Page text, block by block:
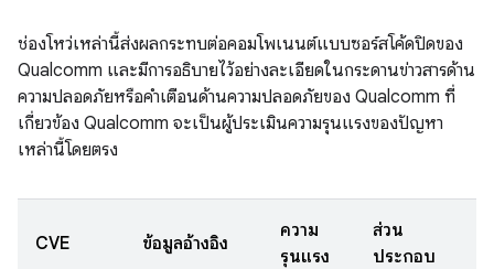
ช่องโหว่เหล่านี้ส่งผลกระทบต่อคอมโพเนนต์แบบซอร์สโค้ดปิดของ
Qualcomm และมีการอธิบายไว้อย่างละเอียดในกระดานข่าวสารด้าน
ความปลอดภัยหรือคำเตือนด้านความปลอดภัยของ Qualcomm ที่
เกี่ยวข้อง Qualcomm จะเป็นผู้ประเมินความรุนแรงของปัญหา
เหล่านี้โดยตรง
CVE ข้อมูลอ้างอิง
ความ
รุนแรง
ส่วน
ประกอบ